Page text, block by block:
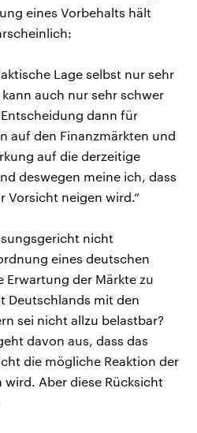
eines Vorbehalts hält
Lage selbst nur sehr
auch nur sehr schwer
dann für
auf den Finanzmärkten und
auf die derzeitige
deswegen meine ich, dass
Vorsicht neigen wird.“
nicht
eines deutschen
Erwartung der Märkte zu
Deutschlands mit den
sei nicht allzu belastbar?
davon aus, dass das
die mögliche Reaktion der
wird. Aber diese Rücksicht